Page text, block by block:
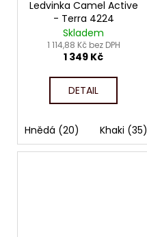
Ledvinka Camel Active
- Terra 4224
Skladem
1 114,88 Kč bez DPH
1 349 Kč
DETAIL
Hnědá (20) Khaki (35)